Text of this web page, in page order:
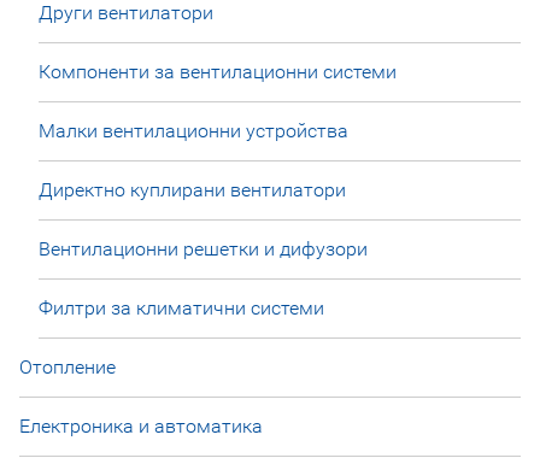
Други вентилатори
Компоненти за вентилационни системи
Малки вентилационни устройства
Директно куплирани вентилатори
Вентилационни решетки и дифузори
Филтри за климатични системи
Отопление
Електроника и автоматика